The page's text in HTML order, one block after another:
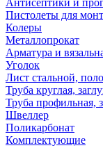
Антисептики и
Пистолеты для
Колеры
Металлопрокат
Арматура и
Уголок
Лист стальной,
Труба круглая,
Труба профильная,
Швеллер
Поликарбонат
Комплектующие